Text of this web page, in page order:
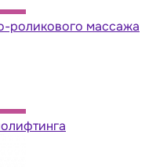
роликового массажа